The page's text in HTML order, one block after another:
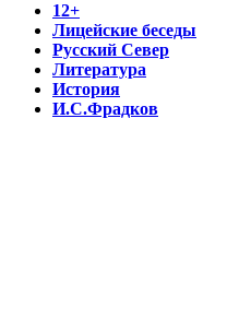
12+
Лицейские беседы
Русский Север
Литература
История
И.С.Фрадков